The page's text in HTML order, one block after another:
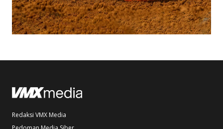
Redaksi VMX Media